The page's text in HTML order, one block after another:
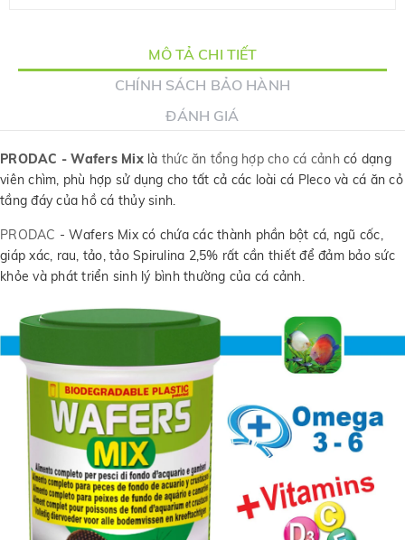
MÔ TẢ CHI TIẾT
CHÍNH SÁCH BẢO HÀNH
ĐÁNH GIÁ
PRODAC - Wafers Mixlà thức ăn tổng hợp cho cá cảnhcó dạng
viên chìm, phù hợp sử dụng cho tất cả các loài cá Pleco và cá ăn cỏ
tầng đáy của hồ cá thủy sinh.
PRODAC - Wafers Mix có chứa các thành phần bột cá, ngũ cốc,
giáp xác, rau, tảo, tảo Spirulina 2,5% rất cần thiết để đảm bảo sức
khỏe và phát triển sinh lý bình thường của cá cảnh.